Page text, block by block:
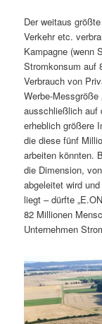
Der weitaus
Verkehr etc.
Kampagne (wenn
Stromkonsum auf
Verbrauch von
Werbe-Messgröße
ausschließlich auf
erheblich größere
die diese fünf
arbeiten könnten.
die Dimension,
abgeleitet wird
liegt – dürfte
82 Millionen
Unternehmen